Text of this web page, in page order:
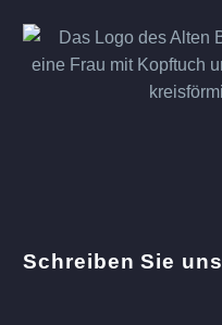
Schreiben Sie uns